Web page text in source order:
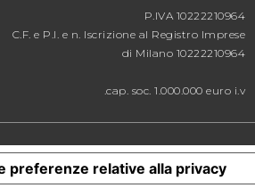
P.IVA 10222210964
C.F. e P.I. e n. Iscrizione al Registro Imprese
di Milano 10222210964
cap. soc. 1.000.000 euro i.v.
preferenze relative alla privacy